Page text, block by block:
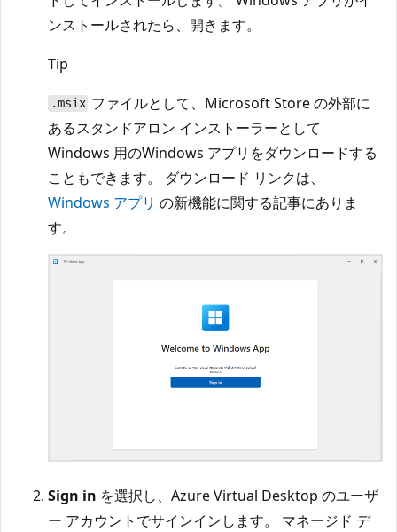
ンストールされたら、開きます。
Tip
.msix ファイルとして、Microsoft Store の外部に
あるスタンドアロン インストーラーとして
Windows 用のWindows アプリをダウンロードする
こともできます。 ダウンロード リンクは、
Windows アプリ の新機能に関する記事にありま
す。
Sign in を選択し、Azure Virtual Desktop のユーザ
ー アカウントでサインインします。 マネージド デ